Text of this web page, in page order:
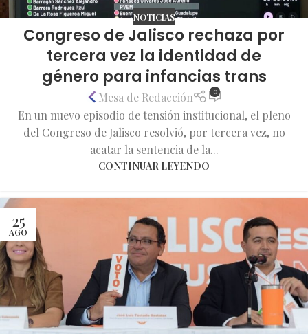
NOTICIAS
Congreso de Jalisco rechaza por
tercera vez la identidad de
género para infancias trans
Mesa de Redacción 0
En un nuevo episodio de tensión institucional, el pleno
del Congreso de Jalisco resolvió, por tercera vez, no
acatar la sentencia de la...
CONTINUAR LEYENDO
25
AGO